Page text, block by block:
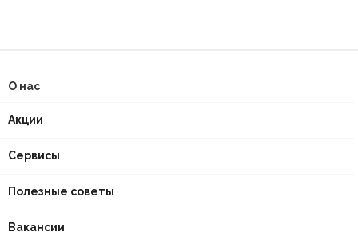
О нас
Акции
Сервисы
Полезные советы
Вакансии